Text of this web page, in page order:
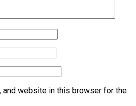
and website in this browser for the